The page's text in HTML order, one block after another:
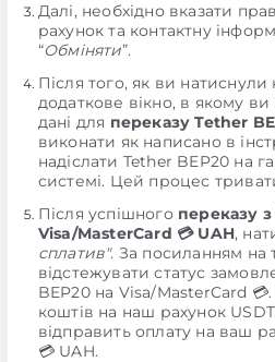
Далі, необхідно вказати
рахунок та контактну
“Обміняти”.
Після того, як ви
додаткове вікно, в якому
дані для переказу Tether
виконати як написано в
надіслати Tether BEP20 на
системі. Цей процес
Після успішного переказу
Visa/MasterCard 💳 UAH,
сплатив". За посиланням на
відстежувати статус
BEP20 на Visa/MasterCard
коштів на наш рахунок
відправить оплату на ваш
💳 UAH.